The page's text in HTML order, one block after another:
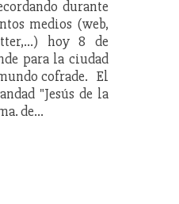
durante
medios (web,
hoy 8 de
para la ciudad
cofrade. El
"Jesús de la
de…